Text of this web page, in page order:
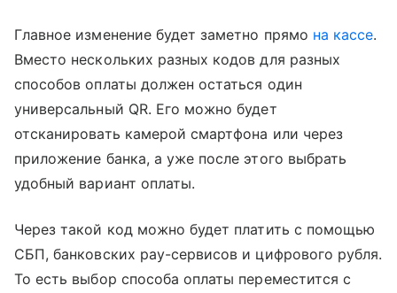
Главное изменение будет заметно прямо на кассе.
Вместо нескольких разных кодов для разных
способов оплаты должен остаться один
универсальный QR. Его можно будет
отсканировать камерой смартфона или через
приложение банка, а уже после этого выбрать
удобный вариант оплаты.
Через такой код можно будет платить с помощью
СБП, банковских pay-сервисов и цифрового рубля.
То есть выбор способа оплаты переместится с